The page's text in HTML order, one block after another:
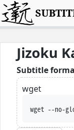
Jizoku
Subtitle
wget
wget